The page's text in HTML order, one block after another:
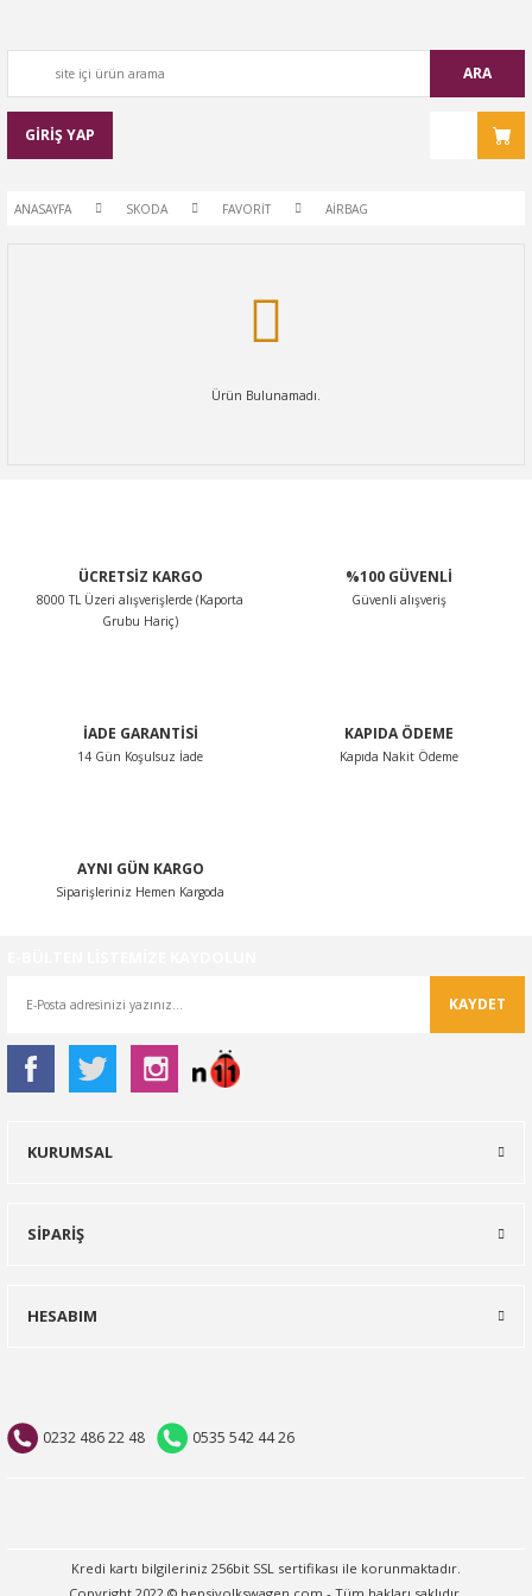
ARA
GİRİŞ YAP
ANASAYFA SKODA FAVORİT AİRBAG
Ürün Bulunamadı.
ÜCRETSİZ KARGO
8000 TL Üzeri alışverişlerde (Kaporta
Grubu Hariç)
%100 GÜVENLİ
Güvenli alışveriş
İADE GARANTİSİ
14 Gün Koşulsuz İade
KAPIDA ÖDEME
Kapıda Nakit Ödeme
AYNI GÜN KARGO
Siparişleriniz Hemen Kargoda
KAYDET
0232 486 22 48 0535 542 44 26
KURUMSAL
SİPARİŞ
HESABIM
Kredi kartı bilgileriniz 256bit SSL sertifikası ile korunmaktadır.